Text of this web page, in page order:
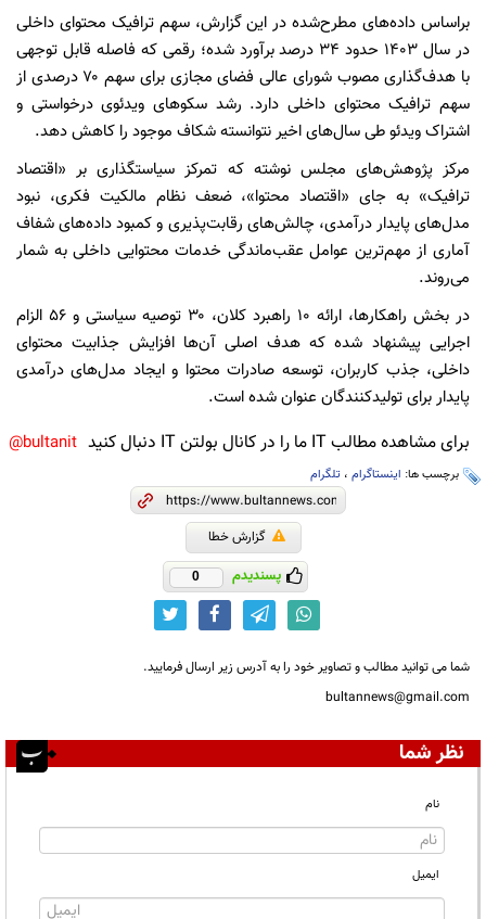
براساس داده‌های مطرح‌شده در این گزارش، سهم ترافیک محتوای داخلی
در سال ۱۴۰۳ حدود ۳۴ درصد برآورد شده؛ رقمی که فاصله قابل توجهی
با هدف‌گذاری مصوب شورای عالی فضای مجازی برای سهم ۷۰ درصدی از
سهم ترافیک محتوای داخلی دارد. رشد سکوهای ویدئوی درخواستی و
اشتراک ویدئو طی سال‌های اخیر نتوانسته شکاف موجود را کاهش دهد.
مرکز پژوهش‌های مجلس نوشته که تمرکز سیاستگذاری بر «اقتصاد
ترافیک» به جای «اقتصاد محتوا»، ضعف نظام مالکیت فکری، نبود
مدل‌های پایدار درآمدی، چالش‌های رقابت‌پذیری و کمبود داده‌های شفاف
آماری از مهم‌ترین عوامل عقب‌ماندگی خدمات محتوایی داخلی به شمار
می‌روند.
در بخش راهکارها، ارائه ۱۰ راهبرد کلان، ۳۰ توصیه سیاستی و ۵۶ الزام
اجرایی پیشنهاد شده که هدف اصلی آن‌ها افزایش جذابیت محتوای
داخلی، جذب کاربران، توسعه صادرات محتوا و ایجاد مدل‌های درآمدی
پایدار برای تولیدکنندگان عنوان شده است.
برای مشاهده مطالب IT ما را در کانال بولتن IT دنبال کنید bultanit@
برچسب ها: اینستاگرام ، تلگرام
گزارش خطا
پسندیدم 0
شما می توانید مطالب و تصاویر خود را به آدرس زیر ارسال فرمایید.
bultannews@gmail.com
نظر شما
نام
ایمیل